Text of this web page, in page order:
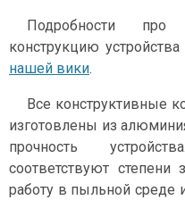
Подробности про
конструкцию
нашей вики.
Все конструктивные
изготовлены из
прочность
соответствуют степени
работу в пыльной среде